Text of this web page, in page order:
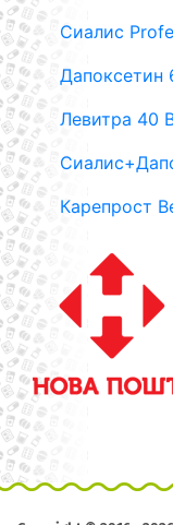
Сиалис
Дапоксетин
Левитра 40
Карепрост